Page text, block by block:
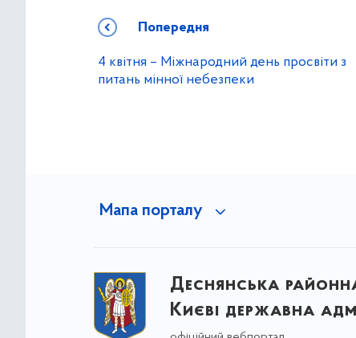
Попередня
4 квітня – Міжнародний день просвіти з
питань мінної небезпеки
Мапа порталу
Деснянська
Києві державна